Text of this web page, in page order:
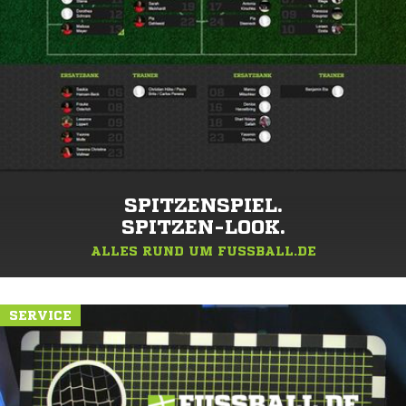
SPITZENSPIEL.
SPITZEN-LOOK.
ALLES RUND UM FUSSBALL.DE
SERVICE